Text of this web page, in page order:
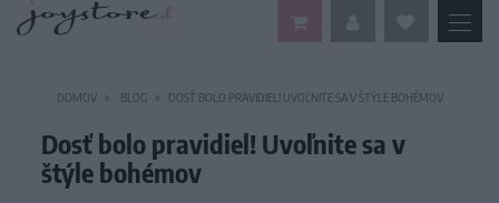
DOMOV BLOG DOSŤ BOLO PRAVIDIEL! UVOĽNITE SA V ŠTÝLE BOHÉMOV
Dosť bolo pravidiel! Uvoľnite sa v
štýle bohémov